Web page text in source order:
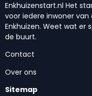
Enkhuizenstart.nl Het
voor iedere inwoner van
Enkhuizen. Weet wat er
de buurt.
Contact
Over ons
Sitemap